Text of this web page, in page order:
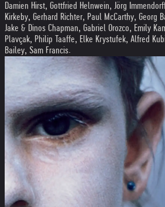
Damien Hirst, Gottfried Helnwein, Jörg
Kirkeby, Gerhard Richter, Paul McCarthy, Georg
Jake & Dinos Chapman, Gabriel Orozco, Emily
Plavçak, Philip Taaffe, Elke Krystufek, Alfred
Bailey, Sam Francis.